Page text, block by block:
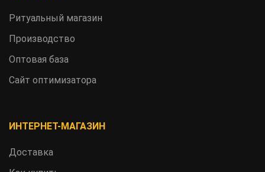
Ритуальный магазин
Производство
Оптовая база
Сайт оптимизатора
ИНТЕРНЕТ-МАГАЗИН
Доставка